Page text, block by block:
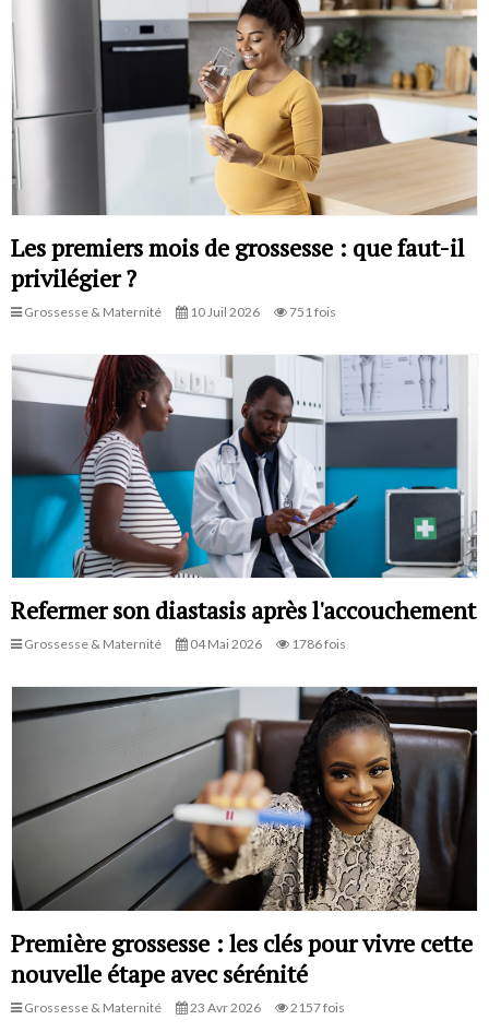
Les premiers mois de grossesse : que faut-il
privilégier ?
Grossesse & Maternité 10 Juil 2026 751 fois
Refermer son diastasis après l'accouchement
Grossesse & Maternité 04 Mai 2026 1786 fois
Première grossesse : les clés pour vivre cette
nouvelle étape avec sérénité
Grossesse & Maternité 23 Avr 2026 2157 fois